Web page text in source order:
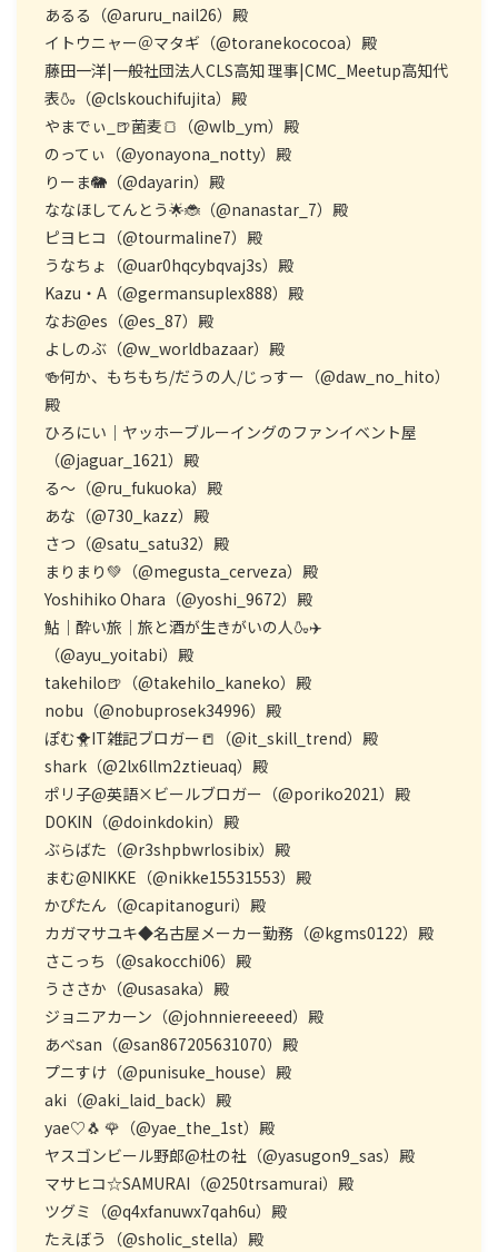
あるる（@aruru_nail26）殿
イトウニャー＠マタギ（@toranekococoa）殿
藤田一洋|一般社団法人CLS高知 理事|CMC_Meetup高知代
表🍶（@clskouchifujita）殿
やまでぃ_🍺菌麦🍞（@wlb_ym）殿
のってぃ（@yonayona_notty）殿
りーま🐘（@dayarin）殿
ななほしてんとう🌟🐞（@nanastar_7）殿
ピヨヒコ（@tourmaline7）殿
うなちょ（@uar0hqcybqvaj3s）殿
Kazu・A（@germansuplex888）殿
なお@es（@es_87）殿
よしのぶ（@w_worldbazaar）殿
🍻何か、もちもち/だうの人/じっすー（@daw_no_hito）
殿
ひろにい｜ヤッホーブルーイングのファンイベント屋
（@jaguar_1621）殿
る〜（@ru_fukuoka）殿
あな（@730_kazz）殿
さつ（@satu_satu32）殿
まりまり💚（@megusta_cerveza）殿
Yoshihiko Ohara（@yoshi_9672）殿
鮎｜酔い旅｜旅と酒が生きがいの人🍶✈️
（@ayu_yoitabi）殿
takehilo🍺（@takehilo_kaneko）殿
nobu（@nobuprosek34996）殿
ぽむ🐥IT雑記ブロガー📒（@it_skill_trend）殿
shark（@2lx6llm2ztieuaq）殿
ポリ子@英語×ビールブロガー（@poriko2021）殿
DOKIN（@doinkdokin）殿
ぶらばた（@r3shpbwrlosibix）殿
まむ@NIKKE（@nikke15531553）殿
かぴたん（@capitanoguri）殿
カガマサユキ◆名古屋メーカー勤務（@kgms0122）殿
さこっち（@sakocchi06）殿
うささか（@usasaka）殿
ジョニアカーン（@johnniereeeed）殿
あべsan（@san867205631070）殿
プニすけ（@punisuke_house）殿
aki（@aki_laid_back）殿
yae♡🐧 🌹（@yae_the_1st）殿
ヤスゴンビール野郎@杜の社（@yasugon9_sas）殿
マサヒコ☆SAMURAI（@250trsamurai）殿
ツグミ（@q4xfanuwx7qah6u）殿
たえぼう（@sholic_stella）殿